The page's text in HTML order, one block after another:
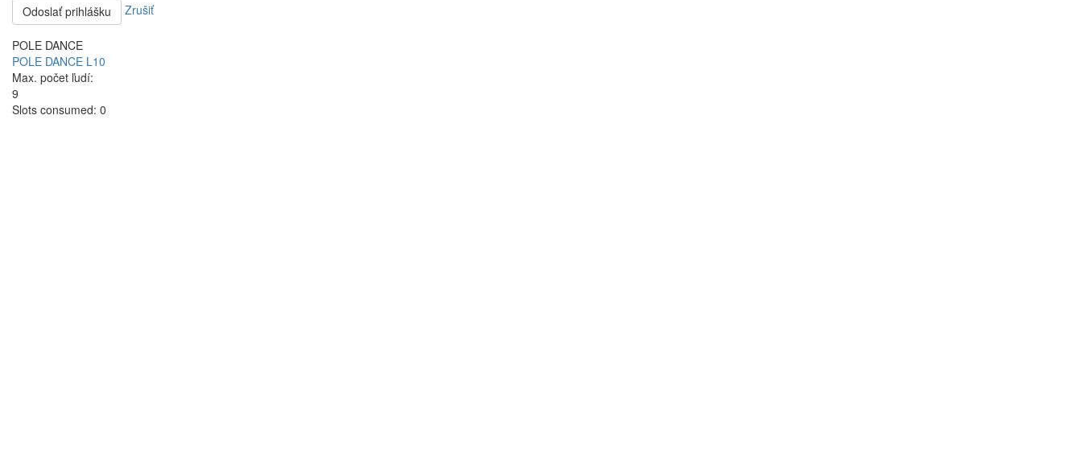
Odoslať prihlášku Zrušiť
POLE DANCE
POLE DANCE L10
Max. počet ľudí:
9
Slots consumed: 0